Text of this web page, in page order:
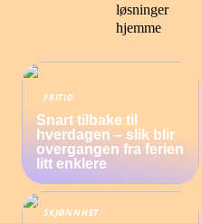
løsninger
hjemme
FRITID
Snart tilbake til
hverdagen – slik blir
overgangen fra ferien
litt enklere
SKJØNNHET